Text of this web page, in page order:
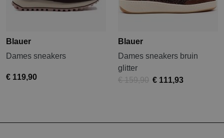
Blauer
Dames sneakers
€ 119,90
Blauer
Dames sneakers bruin
glitter
€ 159,90 € 111,93